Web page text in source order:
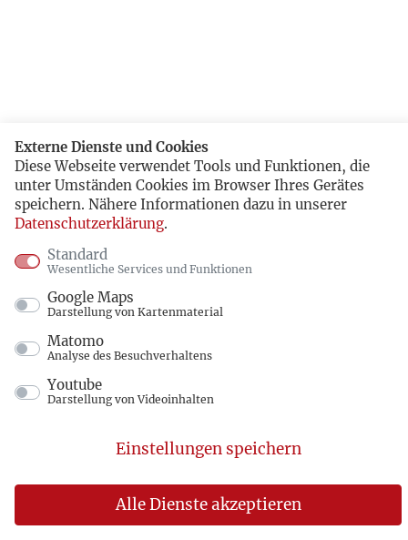
Externe Dienste und Cookies
Diese Webseite verwendet Tools und Funktionen, die
unter Umständen Cookies im Browser Ihres Gerätes
speichern. Nähere Informationen dazu in unserer
Datenschutzerklärung.
Standard
Wesentliche Services und Funktionen
Google Maps
Darstellung von Kartenmaterial
Matomo
Analyse des Besuchverhaltens
Youtube
Darstellung von Videoinhalten
Alle Dienste akzeptieren
Einstellungen speichern